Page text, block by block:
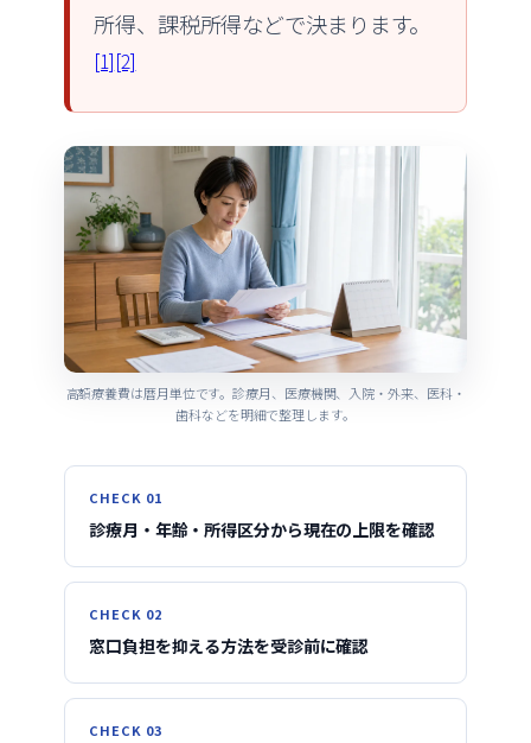
所得、課税所得などで決まります。
[1][2]
高額療養費は暦月単位です。診療月、医療機関、入院・外来、医科・
歯科などを明細で整理します。
CHECK 01
診療月・年齢・所得区分から現在の上限を確認
CHECK 02
窓口負担を抑える方法を受診前に確認
CHECK 03